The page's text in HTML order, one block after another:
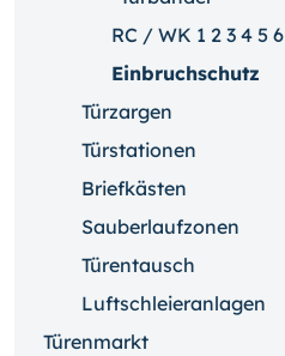
RC / WK 1 2 3 4 5 6
Einbruchschutz
Türzargen
Türstationen
Briefkästen
Sauberlaufzonen
Türentausch
Luftschleieranlagen
Türenmarkt